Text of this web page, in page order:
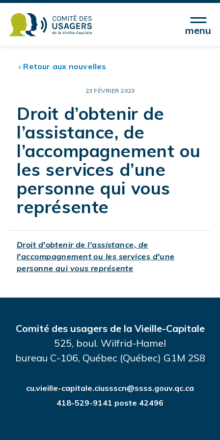
menu
‹ Retour aux nouvelles
23 FÉVRIER 2023
Droit d’obtenir de
l’assistance, de
l’accompagnement ou
les services d’une
personne qui vous
représente
Droit d'obtenir de l'assistance, de
l'accompagnement ou les services d'une
personne qui vous représente
Comité des usagers de la Vieille-Capitale
525, boul. Wilfrid-Hamel
bureau C-106, Québec (Québec) G1M 2S8
cu.vieille-capitale.ciussscn@ssss.gouv.qc.ca
418-529-9141 poste 42496